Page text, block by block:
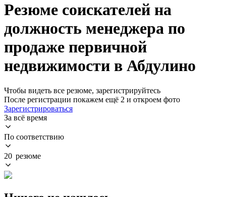
Резюме соискателей на
должность менеджера по
продаже первичной
недвижимости в Абдулино
Чтобы видеть все резюме, зарегистрируйтесь
После регистрации покажем ещё 2 и откроем фото
Зарегистрироваться
За всё время
По соответствию
20 резюме